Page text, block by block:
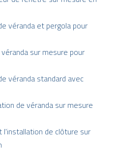
véranda et pergola pour
sur mesure pour
véranda standard avec
de véranda sur mesure
l'installation de clôture sur